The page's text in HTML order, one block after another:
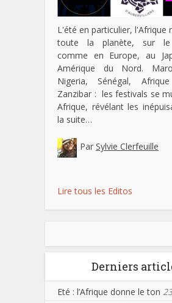
L'été en particulier, l'Afrique
toute la planète, sur le
comme en Europe, au
Amérique du Nord.
Nigeria, Sénégal,
Zanzibar : les festivals se
Afrique, révélant les
la suite…
Par Sylvie Clerfeuille
Lire tous les Editos
Derniers
Eté : l’Afrique donne le ton